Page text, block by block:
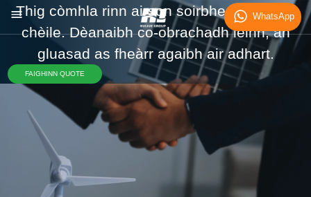
WhatsApp
Thig còmhla rinn airson soirbheachas dha
chèile. Dèanaibh co-obrachadh leinn, an
gluasad as fheàrr agaibh air adhart.
FAIGHINN QUOTE